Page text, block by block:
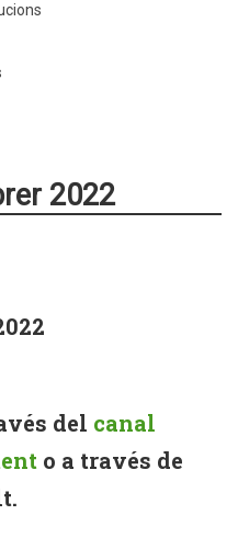
2022
del canal
o a través de